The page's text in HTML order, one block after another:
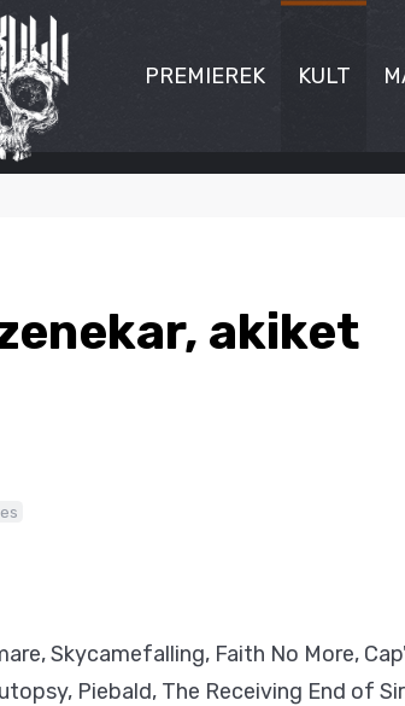
PREMIEREK KULT
akiket
Skycamefalling, Faith No More,
Piebald, The Receiving End of